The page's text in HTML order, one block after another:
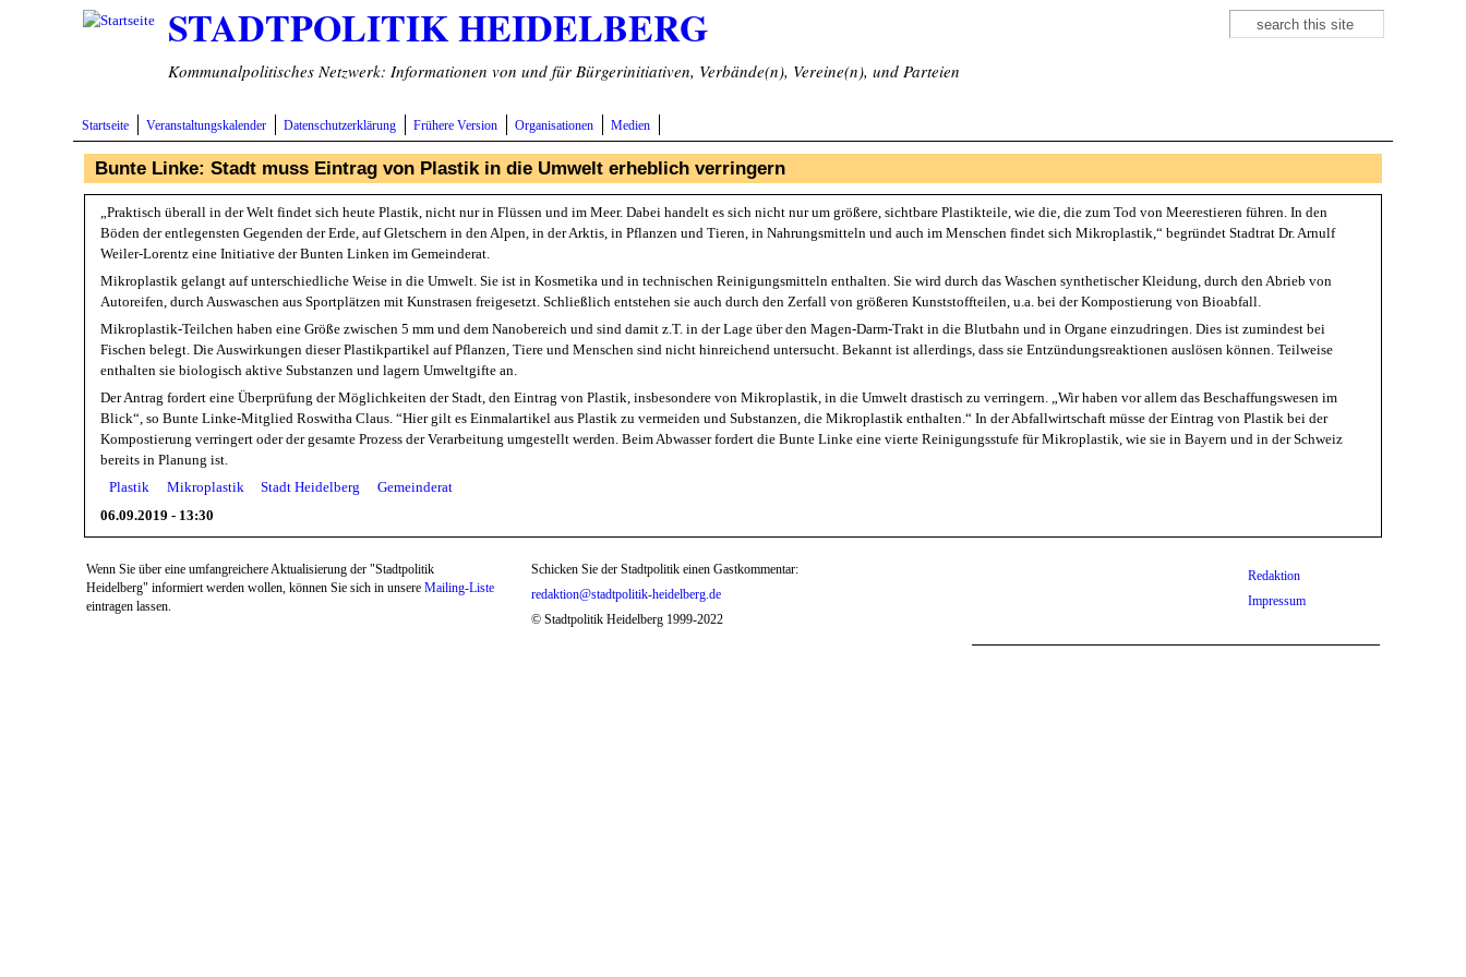
Direkt zum Inhalt STADTPOLITIK HEIDELBERG
Kommunalpolitisches Netzwerk: Informationen von und für Bürgerinitiativen, Verbände(n), Vereine(n), und Parteien
Suchformular
Suche
Startseite Veranstaltungskalender Datenschutzerklärung Frühere Version Organisationen Medien
Bunte Linke: Stadt muss Eintrag von Plastik in die Umwelt erheblich verringern
„Praktisch überall in der Welt findet sich heute Plastik, nicht nur in Flüssen und im Meer. Dabei handelt es sich nicht nur um größere, sichtbare Plastikteile, wie die, die zum Tod von Meerestieren führen. In den
Böden der entlegensten Gegenden der Erde, auf Gletschern in den Alpen, in der Arktis, in Pflanzen und Tieren, in Nahrungsmitteln und auch im Menschen findet sich Mikroplastik,“ begründet Stadtrat Dr. Arnulf
Weiler-Lorentz eine Initiative der Bunten Linken im Gemeinderat.
Mikroplastik gelangt auf unterschiedliche Weise in die Umwelt. Sie ist in Kosmetika und in technischen Reinigungsmitteln enthalten. Sie wird durch das Waschen synthetischer Kleidung, durch den Abrieb von
Autoreifen, durch Auswaschen aus Sportplätzen mit Kunstrasen freigesetzt. Schließlich entstehen sie auch durch den Zerfall von größeren Kunststoffteilen, u.a. bei der Kompostierung von Bioabfall.
Mikroplastik-Teilchen haben eine Größe zwischen 5 mm und dem Nanobereich und sind damit z.T. in der Lage über den Magen-Darm-Trakt in die Blutbahn und in Organe einzudringen. Dies ist zumindest bei
Fischen belegt. Die Auswirkungen dieser Plastikpartikel auf Pflanzen, Tiere und Menschen sind nicht hinreichend untersucht. Bekannt ist allerdings, dass sie Entzündungsreaktionen auslösen können. Teilweise
enthalten sie biologisch aktive Substanzen und lagern Umweltgifte an.
Der Antrag fordert eine Überprüfung der Möglichkeiten der Stadt, den Eintrag von Plastik, insbesondere von Mikroplastik, in die Umwelt drastisch zu verringern. „Wir haben vor allem das Beschaffungswesen im
Blick“, so Bunte Linke-Mitglied Roswitha Claus. “Hier gilt es Einmalartikel aus Plastik zu vermeiden und Substanzen, die Mikroplastik enthalten.“ In der Abfallwirtschaft müsse der Eintrag von Plastik bei der
Kompostierung verringert oder der gesamte Prozess der Verarbeitung umgestellt werden. Beim Abwasser fordert die Bunte Linke eine vierte Reinigungsstufe für Mikroplastik, wie sie in Bayern und in der Schweiz
bereits in Planung ist.
Plastik
Mikroplastik Stadt Heidelberg
Gemeinderat
06.09.2019 - 13:30
Wenn Sie über eine umfangreichere Aktualisierung der "Stadtpolitik
Heidelberg" informiert werden wollen, können Sie sich in unsereMailing-Liste
eintragen lassen.
Schicken Sie der Stadtpolitik einen Gastkommentar:
redaktion@stadtpolitik-heidelberg.de
© Stadtpolitik Heidelberg 1999-2022
Redaktion
Impressum